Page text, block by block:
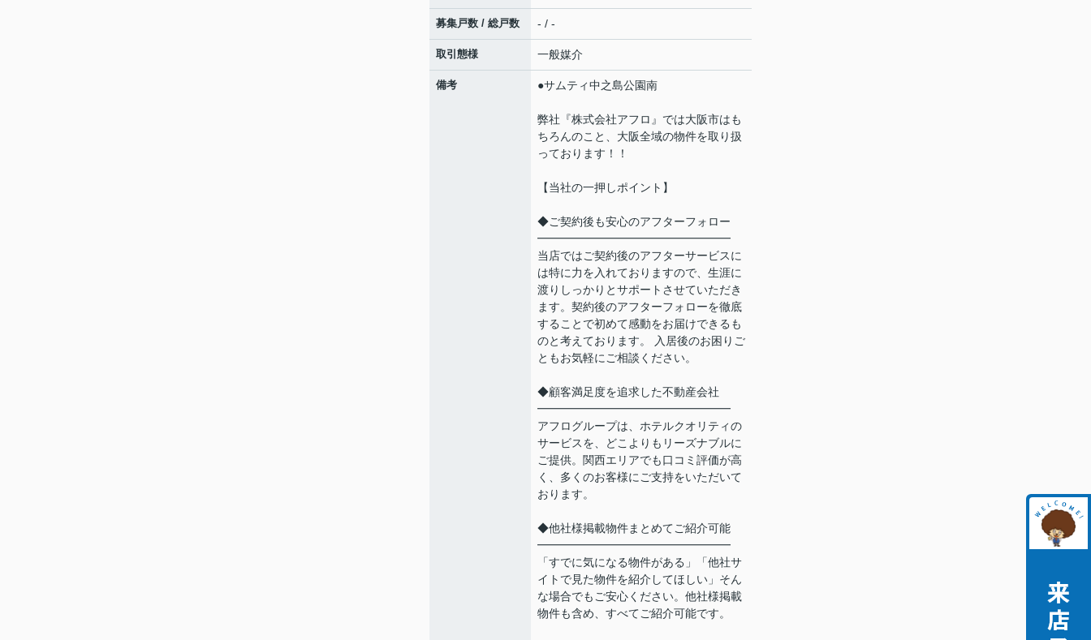
募集戸数 / 総戸数 - / -
取引態様 一般媒介
備考 ●サムティ中之島公園南
弊社『株式会社アフロ』では大阪市はも
ちろんのこと、大阪全域の物件を取り扱
っております！！
【当社の一押しポイント】
◆ご契約後も安心のアフターフォロー
━━━━━━━━━━━━━━━━━
当店ではご契約後のアフターサービスに
は特に力を入れておりますので、生涯に
渡りしっかりとサポートさせていただき
ます。契約後のアフターフォローを徹底
することで初めて感動をお届けできるも
のと考えております。 入居後のお困りご
ともお気軽にご相談ください。
◆顧客満足度を追求した不動産会社
━━━━━━━━━━━━━━━━━
アフログループは、ホテルクオリティの
サービスを、どこよりもリーズナブルに
ご提供。関西エリアでも口コミ評価が高
く、多くのお客様にご支持をいただいて
おります。
◆他社様掲載物件まとめてご紹介可能
━━━━━━━━━━━━━━━━━
「すでに気になる物件がある」「他社サ
イトで見た物件を紹介してほしい」そん
な場合でもご安心ください。他社様掲載
物件も含め、すべてご紹介可能です。